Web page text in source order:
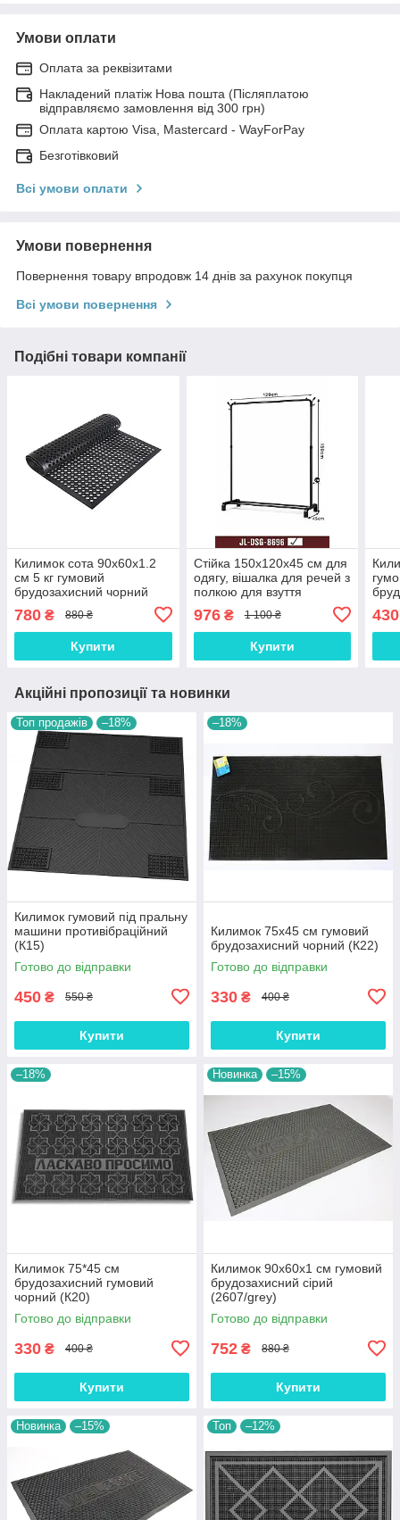
Умови оплати
Оплата за реквізитами
Накладений платіж Нова пошта (Післяплатою
відправляємо замовлення від 300 грн)
Оплата картою Visa, Mastercard - WayForPay
Безготівковий
Всі умови оплати
Умови повернення
Повернення товару впродовж 14 днів за рахунок покупця
Всі умови повернення
Подібні товари компанії
Килимок сота 90х60х1.2
см 5 кг гумовий
брудозахисний чорний
780 ₴ 880 ₴
Купити
Стійка 150х120х45 см для
одягу, вішалка для речей з
полкою для взуття
976₴ 1 100 ₴
Купити
430
Акційні пропозиції та новинки
Топ продажів –18%
Килимок гумовий під пральну
машини противібраційний
(К15)
Готово до відправки
450 ₴ 550 ₴
Купити
–18%
Килимок 75х45 см гумовий
брудозахисний чорний (К22)
Готово до відправки
330 ₴ 400 ₴
Купити
–18%
Килимок 75*45 см
брудозахисний гумовий
чорний (К20)
Готово до відправки
330 ₴ 400 ₴
Купити
Новинка –15%
Килимок 90х60х1 см гумовий
брудозахисний сірий
(2607/grey)
Готово до відправки
752 ₴ 880 ₴
Купити
Новинка –15% Топ –12%